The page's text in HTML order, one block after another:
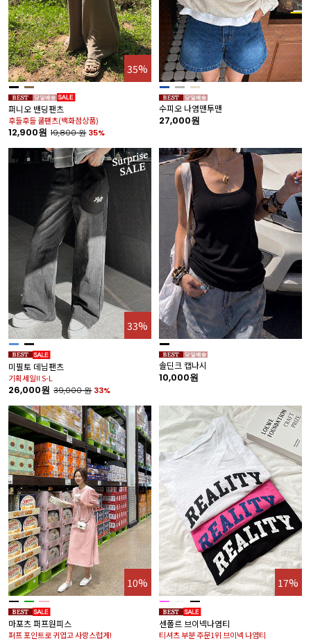
35%
퍼니오 밴딩팬츠
후들후들 쿨팬츠(백화점상품)
12,900원 19,800원 35%
수피오 나염맨투맨
27,000원
33%
미필토 데님팬츠
기획세일!! S-L
26,000원 39,000원 33%
솔딘크 캡나시
10,000원
10%
마포츠 퍼프원피스
퍼프 포인트로 귀엽고 사랑스럽게!
17%
센폴르 브이넥나염티
티셔츠 부분 주문1위 브이넥 나염티